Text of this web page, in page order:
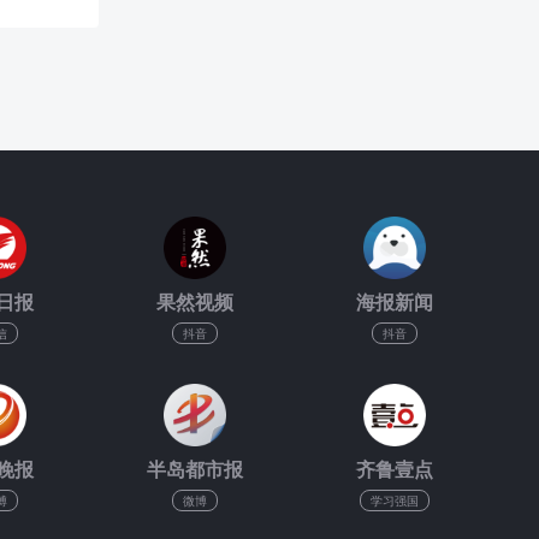
报 果然视频
抖音
海报新闻
抖音
报 半岛都市报
微博
齐鲁壹点
学习强国